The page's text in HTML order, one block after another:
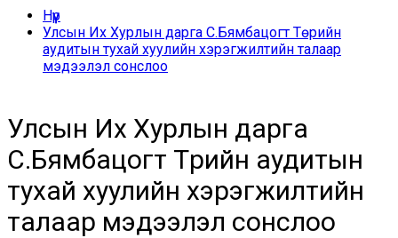
Нүүр
Улсын Их Хурлын дарга С.Бямбацогт Төрийн
аудитын тухай хуулийн хэрэгжилтийн талаар
мэдээлэл сонслоо
Улсын Их Хурлын дарга
С.Бямбацогт Төрийн аудитын
тухай хуулийн хэрэгжилтийн
талаар мэдээлэл сонслоо